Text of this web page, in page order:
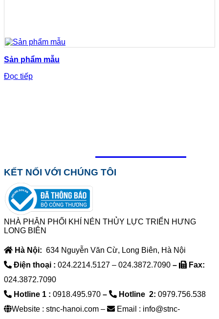
Sản phẩm mẫu
Đọc tiếp
KẾT NỐI VỚI CHÚNG TÔI
NHÀ PHÂN PHỐI KHÍ NÉN THỦY LỰC TRIỂN HƯNG
LONG BIÊN
Hà Nội: 634 Nguyễn Văn Cừ, Long Biên, Hà Nội
Điện thoại : 024.2214.5127 – 024.3872.7090 –
Fax:
024.3872.7090
Hotline 1 : 0918.495.970 – Hotline 2: 0979.756.538
Website : stnc-hanoi.com –
Email : info@stnc-